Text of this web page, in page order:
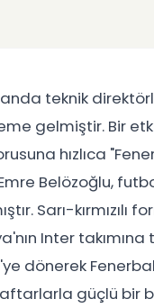
anda teknik
gelmiştir. Bir
hızlıca
Belözoğlu,
Sarı-kırmızılı
Inter
dönerek
güçlü bir